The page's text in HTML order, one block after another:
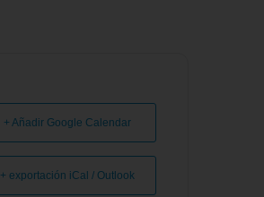
+ Añadir Google Calendar
+ exportación iCal / Outlook